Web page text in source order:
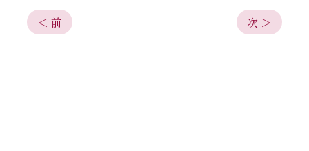
＜ 前 次 ＞